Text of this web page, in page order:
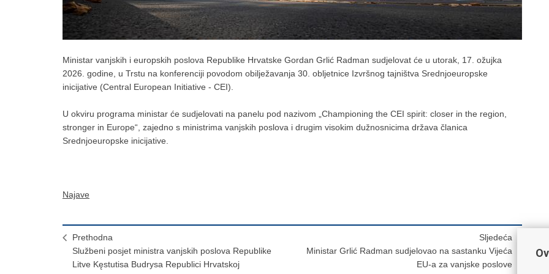
Ministar vanjskih i europskih poslova Republike Hrvatske Gordan Grlić Radman sudjelovat će u utorak, 17. ožujka
2026. godine, u Trstu na konferenciji povodom obilježavanja 30. obljetnice Izvršnog tajništva Srednjoeuropske
inicijative (Central European Initiative - CEI).
U okviru programa ministar će sudjelovati na panelu pod nazivom „Championing the CEI spirit: closer in the region,
stronger in Europe“, zajedno s ministrima vanjskih poslova i drugim visokim dužnosnicima država članica
Srednjoeuropske inicijative.
Najave
Prethodna
Službeni posjet ministra vanjskih poslova Republike
Litve Kęstutisa Budrysa Republici Hrvatskoj
Sljedeća
Ministar Grlić Radman sudjelovao na sastanku Vijeća
EU-a za vanjske poslove